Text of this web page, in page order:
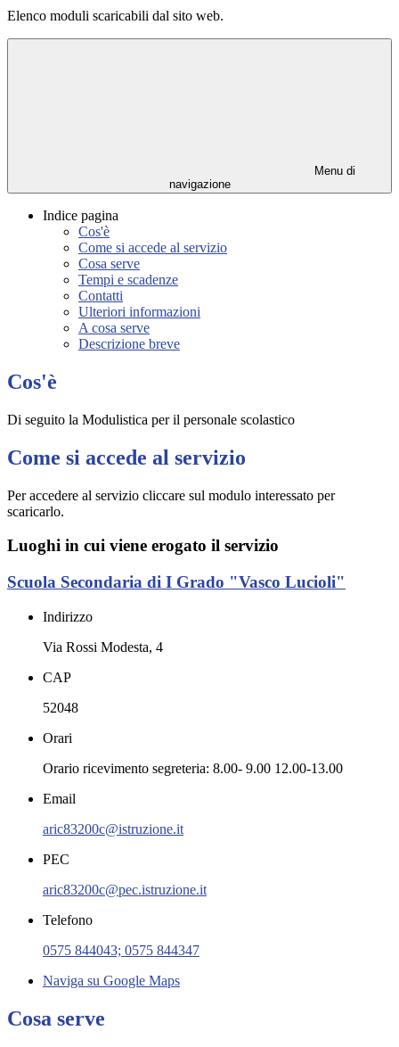
Elenco moduli scaricabili dal sito web.
Menu di
navigazione
Indice pagina
Cos'è
Come si accede al servizio
Cosa serve
Tempi e scadenze
Contatti
Ulteriori informazioni
A cosa serve
Descrizione breve
Cos'è
Di seguito la Modulistica per il personale scolastico
Come si accede al servizio
Per accedere al servizio cliccare sul modulo interessato per
scaricarlo.
Luoghi in cui viene erogato il servizio
Scuola Secondaria di I Grado "Vasco Lucioli"
Indirizzo
Via Rossi Modesta, 4
CAP
52048
Orari
Orario ricevimento segreteria: 8.00- 9.00 12.00-13.00
Email
aric83200c@istruzione.it
PEC
aric83200c@pec.istruzione.it
Telefono
0575 844043; 0575 844347
Naviga su Google Maps
Cosa serve